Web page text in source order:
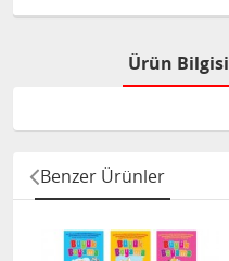
Ürün Bilgisi
Benzer Ürünler